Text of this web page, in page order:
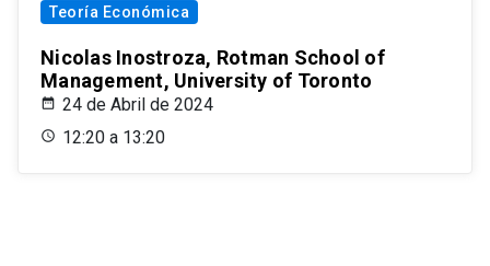
Teoría Económica
Nicolas Inostroza, Rotman School of
Management, University of Toronto
24 de Abril de 2024
12:20 a 13:20